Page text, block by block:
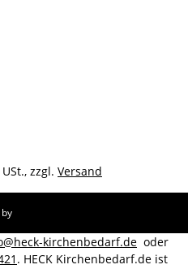
zzgl. Versand
kirchenbedarf.de oder
. HECK Kirchenbedarf.de ist